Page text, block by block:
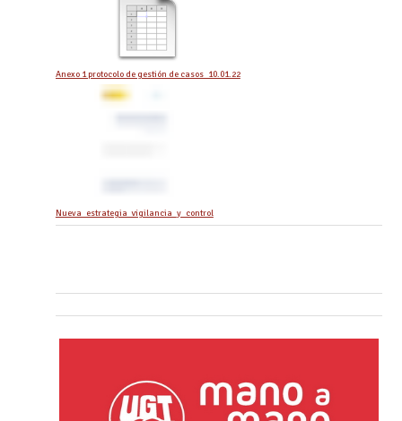
Anexo 1 protocolo de gestión de casos_10.01.22
Nueva_estrategia_vigilancia_y_control